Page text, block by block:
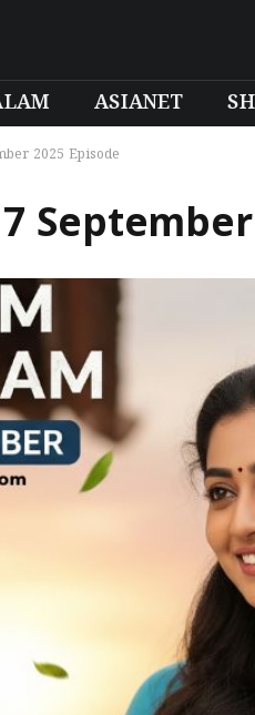
ASIANET
2025 Episode
September